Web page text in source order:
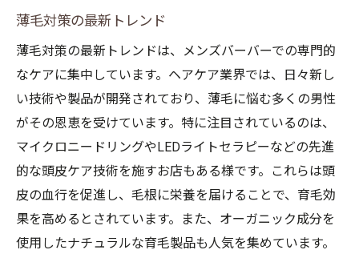
薄毛対策の最新トレンド
薄毛対策の最新トレンドは、メンズバーバーでの専門的
なケアに集中しています。ヘアケア業界では、日々新し
い技術や製品が開発されており、薄毛に悩む多くの男性
がその恩恵を受けています。特に注目されているのは、
マイクロニードリングやLEDライトセラピーなどの先進
的な頭皮ケア技術を施すお店もある様です。これらは頭
皮の血行を促進し、毛根に栄養を届けることで、育毛効
果を高めるとされています。また、オーガニック成分を
使用したナチュラルな育毛製品も人気を集めています。
お問合せ・ご予約はお電話にて